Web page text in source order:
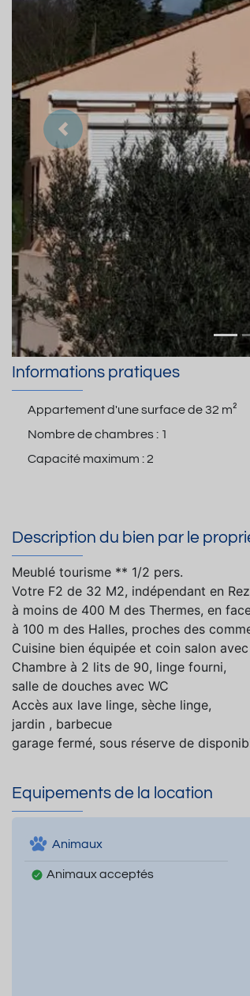
Précedent
Informations pratiques
Appartement d'une surface de32 m²
Nombre de chambres : 1
Capacité maximum :2
Description du bien par le
Meublé tourisme ** 1/2 pers.
Votre F2 de 32 M2, indépendant en
à moins de 400 M des Thermes, en
à 100 m des Halles, proches des
Cuisine bien équipée et coin salon
Chambre à 2 lits de 90, linge fourni,
salle de douches avec WC
Accès aux lave linge, sèche linge,
jardin , barbecue
garage fermé, sous réserve de
Equipements de la location
Animaux
Animaux acceptés